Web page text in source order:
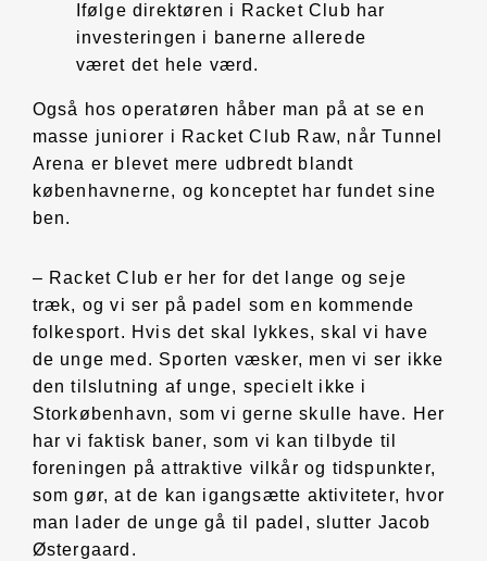
Ifølge direktøren i Racket Club har
investeringen i banerne allerede
været det hele værd.
Også hos operatøren håber man på at se en
masse juniorer i Racket Club Raw, når Tunnel
Arena er blevet mere udbredt blandt
københavnerne, og konceptet har fundet sine
ben.
– Racket Club er her for det lange og seje
træk, og vi ser på padel som en kommende
folkesport. Hvis det skal lykkes, skal vi have
de unge med. Sporten væsker, men vi ser ikke
den tilslutning af unge, specielt ikke i
Storkøbenhavn, som vi gerne skulle have. Her
har vi faktisk baner, som vi kan tilbyde til
foreningen på attraktive vilkår og tidspunkter,
som gør, at de kan igangsætte aktiviteter, hvor
man lader de unge gå til padel, slutter Jacob
Østergaard.